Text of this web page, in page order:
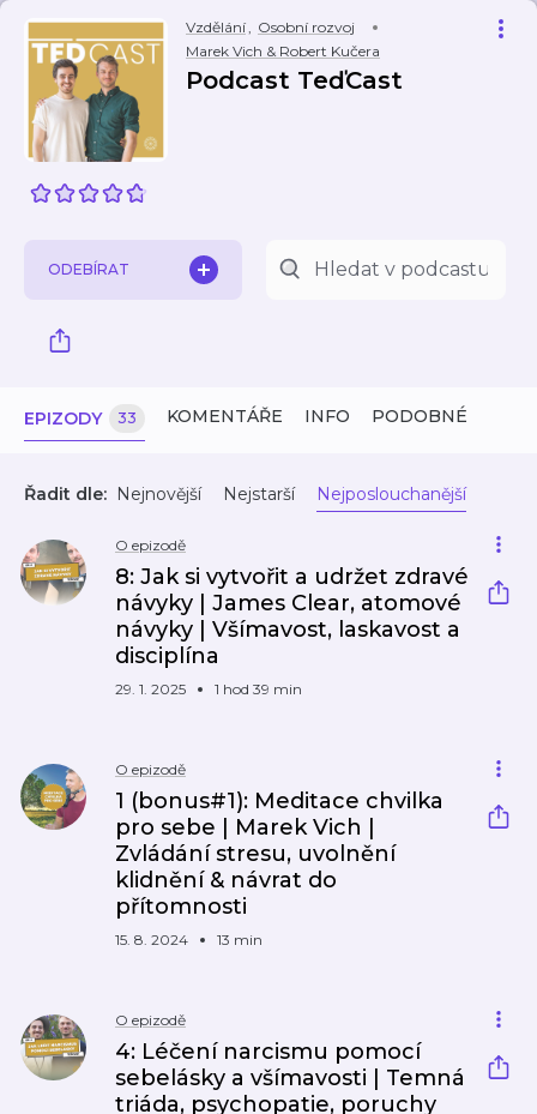
Vzdělání, Osobní rozvoj
Marek Vich & Robert Kučera
Podcast TeďCast
ODEBÍRAT
EPIZODY 33 KOMENTÁŘE INFO PODOBNÉ
Řadit dle: Nejnovější Nejstarší Nejposlouchanější
O epizodě
8: Jak si vytvořit a udržet zdravé
návyky | James Clear, atomové
návyky | Všímavost, laskavost a
disciplína
29. 1. 2025 1 hod 39 min
O epizodě
1 (bonus#1): Meditace chvilka
pro sebe | Marek Vich |
Zvládání stresu, uvolnění
klidnění & návrat do
přítomnosti
15. 8. 2024 13 min
O epizodě
4: Léčení narcismu pomocí
sebelásky a všímavosti | Temná
triáda, psychopatie, poruchy